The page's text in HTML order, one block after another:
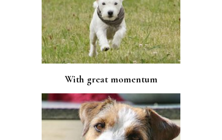
With great momentum